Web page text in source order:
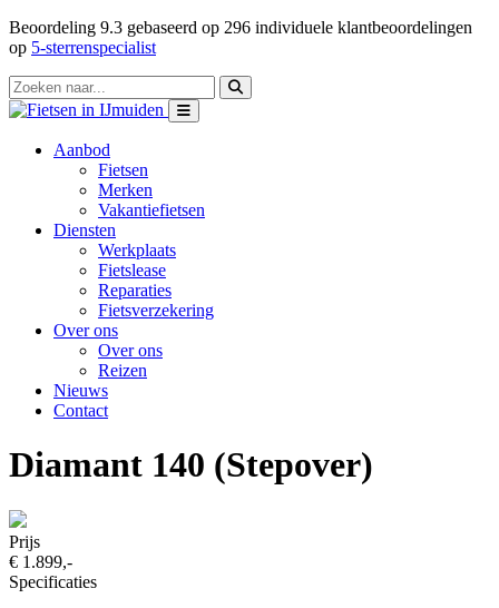
Beoordeling 9.3 gebaseerd op 296 individuele klantbeoordelingen
op 5-sterrenspecialist
Aanbod
Fietsen
Merken
Vakantiefietsen
Diensten
Werkplaats
Fietslease
Reparaties
Fietsverzekering
Over ons
Over ons
Reizen
Nieuws
Contact
Diamant 140 (Stepover)
Prijs
€ 1.899,-
Specificaties